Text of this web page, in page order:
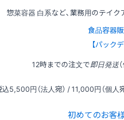
惣菜容器 白系など、業務用のテイク
食品容器
【パックデ
12時までの注文で即日発送
込5,500円（法人宛） / 11,000円（個人
初めてのお客